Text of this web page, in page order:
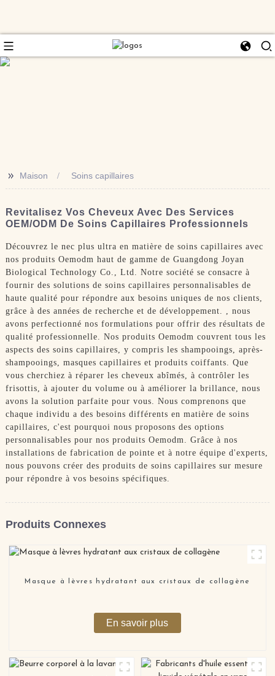
>> Maison Soins capillaires
Revitalisez Vos Cheveux Avec Des Services
OEM/ODM De Soins Capillaires Professionnels
Découvrez le nec plus ultra en matière de soins capillaires avec
nos produits Oemodm haut de gamme de Guangdong Joyan
Biological Technology Co., Ltd. Notre société se consacre à
fournir des solutions de soins capillaires personnalisables de
haute qualité pour répondre aux besoins uniques de nos clients,
grâce à des années de recherche et de développement. , nous
avons perfectionné nos formulations pour offrir des résultats de
qualité professionnelle. Nos produits Oemodm couvrent tous les
aspects des soins capillaires, y compris les shampooings, après-
shampooings, masques capillaires et produits coiffants. Que
vous cherchiez à réparer les cheveux abîmés, à contrôler les
frisottis, à ajouter du volume ou à améliorer la brillance, nous
avons la solution parfaite pour vous. Nous comprenons que
chaque individu a des besoins différents en matière de soins
capillaires, c'est pourquoi nous proposons des options
personnalisables pour nos produits Oemodm. Grâce à nos
installations de fabrication de pointe et à notre équipe d'experts,
nous pouvons créer des produits de soins capillaires sur mesure
pour répondre à vos besoins spécifiques.
Produits Connexes
Masque à lèvres hydratant aux cristaux de collagène
En savoir plus